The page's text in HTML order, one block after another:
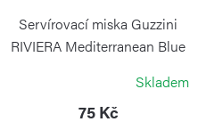
Servírovací miska Guzzini
RIVIERA Mediterranean Blue
Skladem
75 Kč